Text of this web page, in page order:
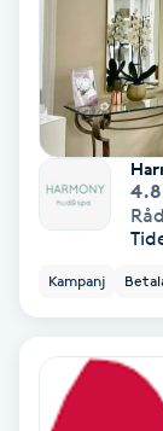
Gel naglar
Gelenaglar
Gellack
Gravidmassage
Gravidyoga
4.8
Kampanj